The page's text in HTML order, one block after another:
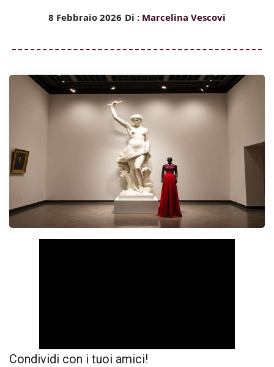
8 Febbraio 2026 Di : Marcelina Vescovi
Condividi con i tuoi amici!